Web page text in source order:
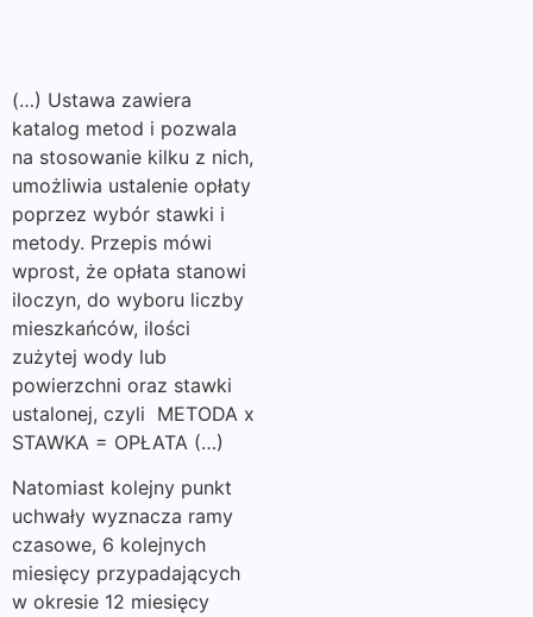
(…) Ustawa zawiera
katalog metod i pozwala
na stosowanie kilku z nich,
umożliwia ustalenie opłaty
poprzez wybór stawki i
metody. Przepis mówi
wprost, że opłata stanowi
iloczyn, do wyboru liczby
mieszkańców, ilości
zużytej wody lub
powierzchni oraz stawki
ustalonej, czyli METODA x
STAWKA = OPŁATA (…)
Natomiast kolejny punkt
uchwały wyznacza ramy
czasowe, 6 kolejnych
miesięcy przypadających
w okresie 12 miesięcy